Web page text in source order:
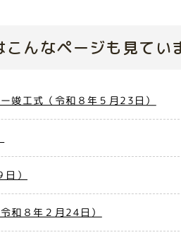
んなページも見てい
竣工式（令和８年５月23日）
）
和８年２月24日）